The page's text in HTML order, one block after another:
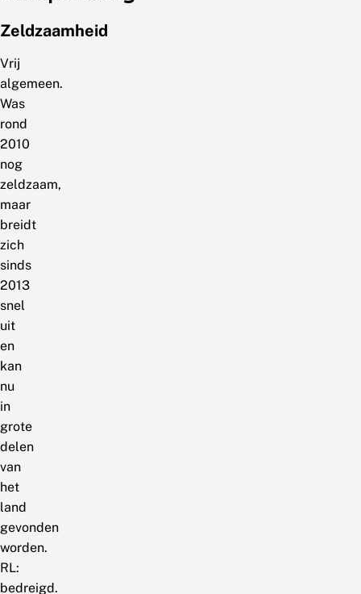
Zeldzaamheid
Vrij
algemeen.
Was
rond
2010
nog
zeldzaam,
maar
breidt
zich
sinds
2013
snel
uit
en
kan
nu
in
grote
delen
van
het
land
gevonden
worden.
RL:
bedreigd.